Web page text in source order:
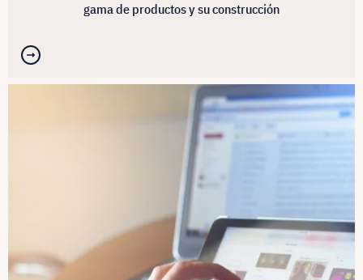
gama de productos y su construcción